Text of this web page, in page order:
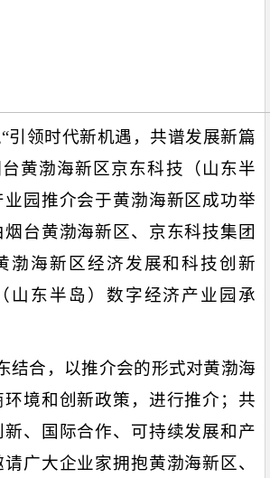
引领时代新机遇，共谱发展新篇
黄渤海新区京东科技（山东半
业园推介会于黄渤海新区成功举
台黄渤海新区、京东科技集团
渤海新区经济发展和科技创新
山东半岛）数字经济产业园承
结合，以推介会的形式对黄渤海
境和创新政策，进行推介；共
新、国际合作、可持续发展和产
广大企业家拥抱黄渤海新区、